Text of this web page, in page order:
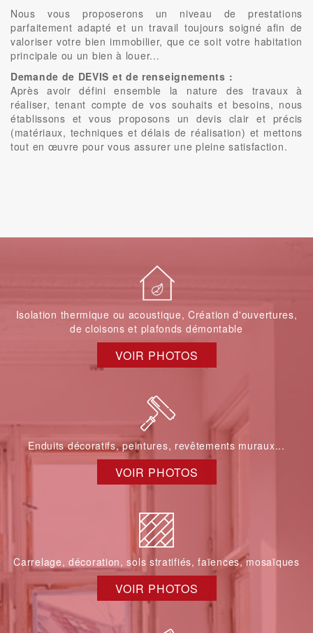
Nous vous proposerons un niveau de prestations
parfaitement adapté et un travail toujours soigné afin de
valoriser votre bien immobilier, que ce soit votre habitation
principale ou un bien à louer...
Demande de DEVIS et de renseignements :
Après avoir défini ensemble la nature des travaux à
réaliser, tenant compte de vos souhaits et besoins, nous
établissons et vous proposons un devis clair et précis
(matériaux, techniques et délais de réalisation) et mettons
tout en œuvre pour vous assurer une pleine satisfaction.
Isolation thermique ou acoustique, Création d'ouvertures,
de cloisons et plafonds démontable
VOIR PHOTOS
Enduits décoratifs, peintures, revêtements muraux...
VOIR PHOTOS
Carrelage, décoration, sols stratifiés, faïences, mosaïques
VOIR PHOTOS